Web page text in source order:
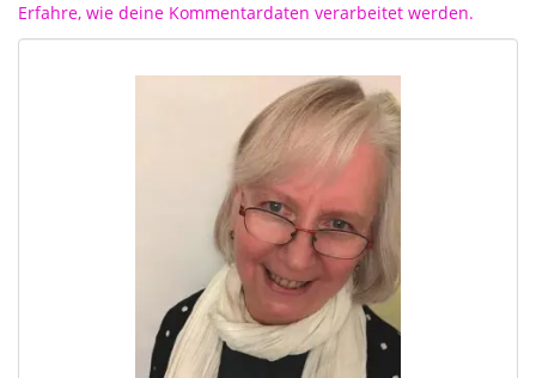
Erfahre, wie deine Kommentardaten verarbeitet werden.